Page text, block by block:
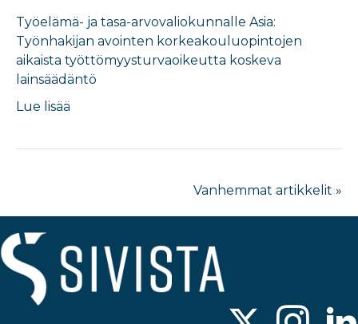
​​Työelämä- ja tasa-arvovaliokunnalle Asia: ​
Työnhakijan avointen korkeakouluopintojen
aikaista työttömyysturvaoikeutta koskeva
lainsäädäntö​
Lue lisää
Vanhemmat artikkelit »